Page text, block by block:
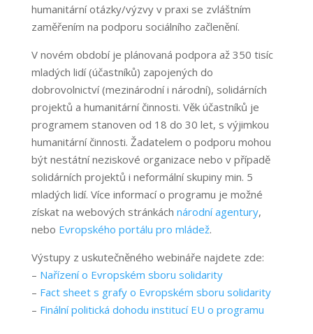
humanitární otázky/výzvy v praxi se zvláštním
zaměřením na podporu sociálního začlenění.
V novém období je plánovaná podpora až 350 tisíc
mladých lidí (účastníků) zapojených do
dobrovolnictví (mezinárodní i národní), solidárních
projektů a humanitární činnosti. Věk účastníků je
programem stanoven od 18 do 30 let, s výjimkou
humanitární činnosti. Žadatelem o podporu mohou
být nestátní neziskové organizace nebo v případě
solidárních projektů i neformální skupiny min. 5
mladých lidí. Více informací o programu je možné
získat na webových stránkách národní agentury,
nebo Evropského portálu pro mládež.
Výstupy z uskutečněného webináře najdete zde:
– Nařízení o Evropském sboru solidarity
– Fact sheet s grafy o Evropském sboru solidarity
– Finální politická dohodu institucí EU o programu